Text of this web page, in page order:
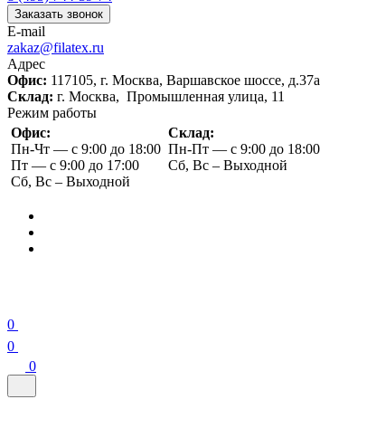
Заказать звонок
E-mail
zakaz@filatex.ru
Адрес
Офис: 117105, г. Москва, Варшавское шоссе, д.37а
Склад: г. Москва, Промышленная улица, 11
Режим работы
Офис:
Пн-Чт — с 9:00 до 18:00
Пт — с 9:00 до 17:00
Сб, Вс – Выходной
Склад:
Пн-Пт — с 9:00 до 18:00
Сб, Вс – Выходной
0
0
0